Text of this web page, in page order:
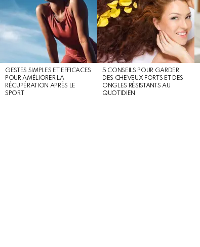
GESTES SIMPLES ET EFFICACES
POUR AMÉLIORER LA
RÉCUPÉRATION APRÈS LE
SPORT
5 CONSEILS POUR GARDER
DES CHEVEUX FORTS ET DES
ONGLES RÉSISTANTS AU
QUOTIDIEN